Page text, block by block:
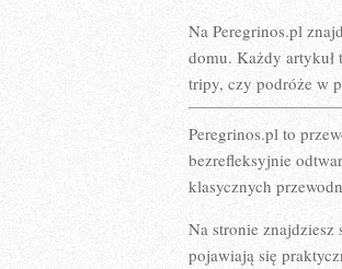
Na Peregrinos.pl
domu. Każdy artykuł
tripy, czy podróże w
Peregrinos.pl to
bezrefleksyjnie
klasycznych
Na stronie
pojawiają się